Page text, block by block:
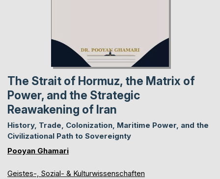
The Strait of Hormuz, the Matrix of
Power, and the Strategic
Reawakening of Iran
History, Trade, Colonization, Maritime Power, and the
Civilizational Path to Sovereignty
Pooyan Ghamari
Geistes-, Sozial- & Kulturwissenschaften